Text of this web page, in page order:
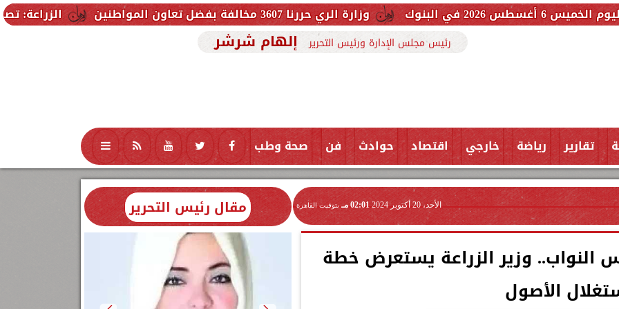
الزراعة: تصدر 712 ترخيص تشغيل جديد لمشروعات الثروة الحيوانية والداجنة.. وتسجيل 832 مخلوط أعلاف وزارة الري حررنا 3607 مخالفة بفضل تعاون المواطنين
رئيس مجلس الإدارة ورئيس التحرير إلهام شرشر
تقارير رياضة خارجي اقتصاد حوادث فن صحة وطب تكنولوجيا منوعات محافظات
الأحد، 20 أكتوبر 2024 02:01 مـ بتوقيت القاهرة
النواب.. وزير الزراعة يستعرض خطة
الأصول
مقال رئيس التحرير